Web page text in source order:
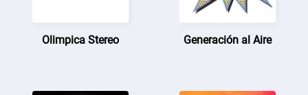
Olimpica Stereo Generación al Aire